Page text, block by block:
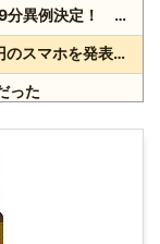
「VIVANT」第9話前 超異例編成229分異例決定！ 気になる「裏の裏」黒須（松坂桃李）飛び交う考察
SONY、ついに全てを過去にする20万円のスマホを発表wwww
った
by livedoor 相互RSS